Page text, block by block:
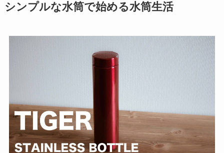
シンプルな水筒で始める水筒生活